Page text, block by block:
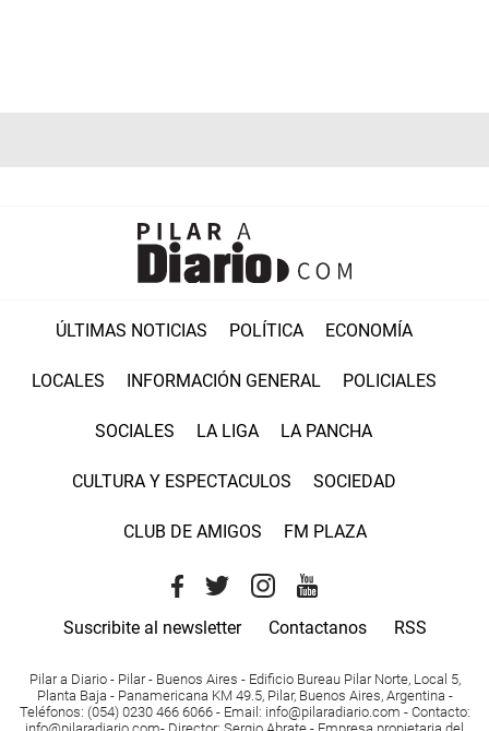
ÚLTIMAS NOTICIAS POLÍTICA ECONOMÍA
LOCALES INFORMACIÓN GENERAL POLICIALES
SOCIALES LA LIGA LA PANCHA
CULTURA Y ESPECTACULOS SOCIEDAD
CLUB DE AMIGOS FM PLAZA
Suscribite al newsletter Contactanos RSS
Pilar a Diario - Pilar - Buenos Aires - Edificio Bureau Pilar Norte, Local 5,
Planta Baja - Panamericana KM 49.5, Pilar, Buenos Aires, Argentina -
Teléfonos: (054) 0230 466 6066 - Email : info@pilaradiario.com - Contacto: